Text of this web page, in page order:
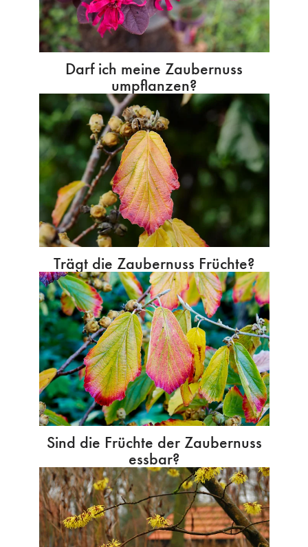
Darf ich meine Zaubernuss
umpflanzen?
Trägt die Zaubernuss Früchte?
Sind die Früchte der Zaubernuss
essbar?